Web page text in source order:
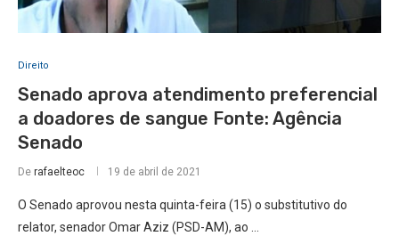
Direito
Senado aprova atendimento preferencial
a doadores de sangue Fonte: Agência
Senado
De rafaelteoc 19 de abril de 2021
O Senado aprovou nesta quinta-feira (15) o substitutivo do
relator, senador Omar Aziz (PSD-AM), ao …